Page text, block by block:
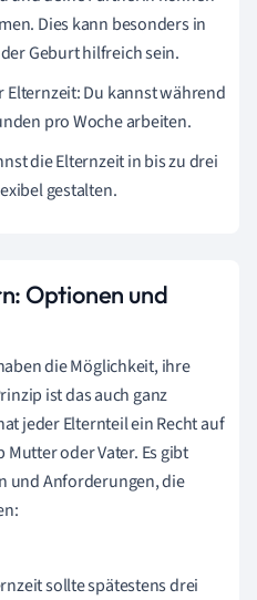
Dies kann besonders in
Geburt hilfreich sein.
Du kannst während
pro Woche arbeiten.
die Elternzeit in bis zu drei
gestalten.
Optionen und
die Möglichkeit, ihre
ist das auch ganz
jeder Elternteil ein Recht auf
oder Vater. Es gibt
und Anforderungen, die
sollte spätestens drei